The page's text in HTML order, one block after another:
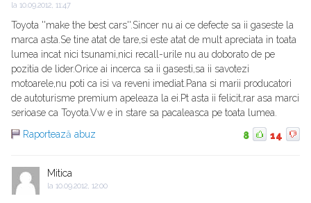
la 10.09.2012, 11:47
Toyota ''make the best cars''.Sincer nu ai ce defecte sa ii gaseste la
marca asta.Se tine atat de tare,si este atat de mult apreciata in toata
lumea incat nici tsunami,nici recall-urile nu au doborato de pe
pozitia de lider.Orice ai incerca sa ii gasesti,sa ii savotezi
motoarele,nu poti ca isi va reveni imediat.Pana si marii producatori
de autoturisme premium apeleaza la ei.Pt asta ii felicit,rar asa marci
serioase ca Toyota.Vw e in stare sa pacaleasca pe toata lumea.
Raportează abuz
8 14
Mitica
la 10.09.2012, 12:00